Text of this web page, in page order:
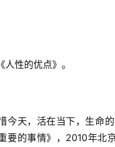
性的优点》。
今天，活在当下，生命
要的事情》，2010年北